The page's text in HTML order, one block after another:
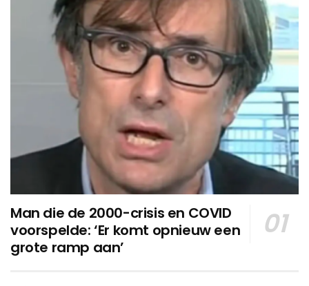
Man die de 2000-crisis en COVID
voorspelde: ‘Er komt opnieuw een
grote ramp aan’